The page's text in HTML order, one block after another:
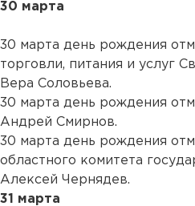
30 марта
30 марта день рождения
торговли, питания и услуг
Вера Соловьева.
30 марта день рождения
Андрей Смирнов.
30 марта день рождения
областного комитета
Алексей Чернядев.
31 марта